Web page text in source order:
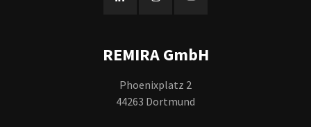
REMIRA GmbH
Phoenixplatz 2
44263 Dortmund